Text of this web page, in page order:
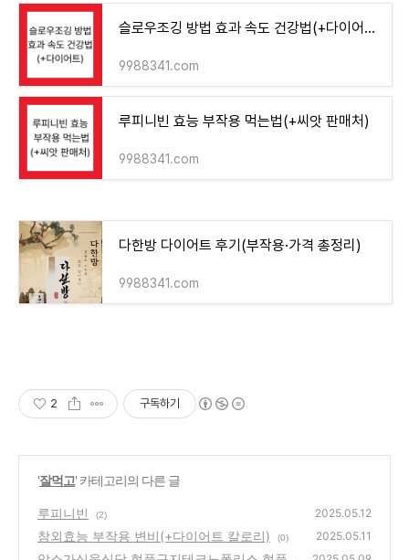
슬로우조깅 방법 효과 속도 건강법(+다이어트)
9988341.com
루피니빈 효능 부작용 먹는법(+씨앗 판매처)
9988341.com
다한방 다이어트 후기(부작용·가격 총정리)
9988341.com
2 구독하기
'잘먹고' 카테고리의 다른 글
루피니빈 (2) 2025.05.12
참외효능 부작용 변비(+다이어트 칼로리) (0) 2025.05.11